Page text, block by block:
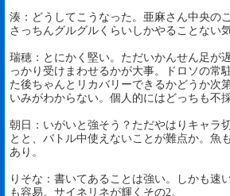
湊：どうしてこうなった。亜麻さん中央の
さっちんグルグルくらいしかやることない
瑞穂：とにかく堅い。ただいかんせん足が
っかり受けまわせるかが大事。ドロソの常
た後ちゃんとリカバリーできるかどうか次
いみがわからない。個人的にはどっちも不採
朝日：いがいと強そう？ただやはりキャラ
とと、バトル中使えないことが難点か。魚
あり。
りそな：書いてあることは強い。しかも速
も容易。サイネリネが輝くその2。